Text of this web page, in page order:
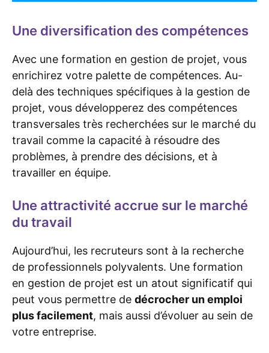
Une diversification des compétences
Avec une formation en gestion de projet, vous
enrichirez votre palette de compétences. Au-
delà des techniques spécifiques à la gestion de
projet, vous développerez des compétences
transversales très recherchées sur le marché du
travail comme la capacité à résoudre des
problèmes, à prendre des décisions, et à
travailler en équipe.
Une attractivité accrue sur le marché
du travail
Aujourd’hui, les recruteurs sont à la recherche
de professionnels polyvalents. Une formation
en gestion de projet est un atout significatif qui
peut vous permettre de décrocher un emploi
plus facilement, mais aussi d’évoluer au sein de
votre entreprise.